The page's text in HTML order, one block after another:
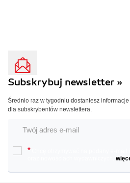
Subskrybuj newsletter »
Średnio raz w tygodniu dostaniesz
dla subskrybentów newslettera.
*